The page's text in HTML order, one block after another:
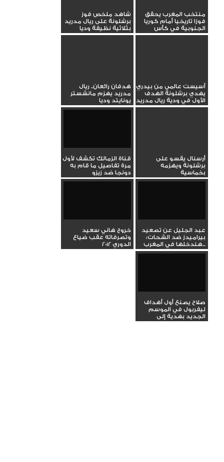
منتخب المغرب يحقق
فوزا تاريخيا أمام كوريا
الجنوبية في كأس
العالم...
شاهد ملخص فوز
برشلونة على ريال مدريد
بثلاثية نظيفة وديا
أسيست عالمي من بيدري
يهدي برشلونة الهدف
الأول في ودية ريال مدريد
هدفان رائعان.. ريال
مدريد يهزم مانشستر
يونايتد وديا
أرسنال يقسو على
برشلونة ويهزمه
بخماسية
قناة الزمالك تكشف لأول
مرة تفاصيل ما قام به
دونجا ضد زيزو
عبد الجليل عن تصعيد
بيراميدز ضد الشحات:
هندخلها في المغرب...
خروج هاني سعيد
وتصرفاته عقب ضياع
الدوري 2012
صلاح يصنع أول أهداف
ليفربول في الموسم
الجديد بهدية إلى